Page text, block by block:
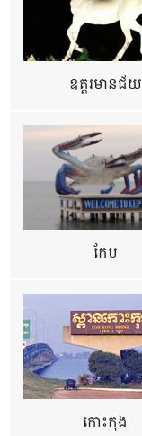
ឧត្ដរមានជ័យ
កែប
កោះកុង